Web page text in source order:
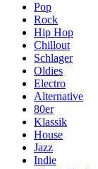
Pop
Rock
Hip Hop
Chillout
Schlager
Oldies
Electro
Alternative
80er
Klassik
House
Jazz
Indie